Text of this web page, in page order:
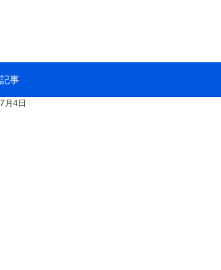
記事
7月4日